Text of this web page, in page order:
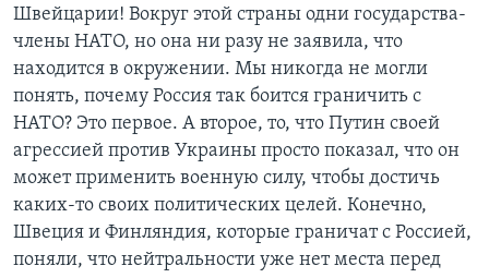
Швейцарии! Вокруг этой страны одни государства-
члены НАТО, но она ни разу не заявила, что
находится в окружении. Мы никогда не могли
понять, почему Россия так боится граничить с
НАТО? Это первое. А второе, то, что Путин своей
агрессией против Украины просто показал, что он
может применить военную силу, чтобы достичь
каких-то своих политических целей. Конечно,
Швеция и Финляндия, которые граничат с Россией,
поняли, что нейтральности уже нет места перед